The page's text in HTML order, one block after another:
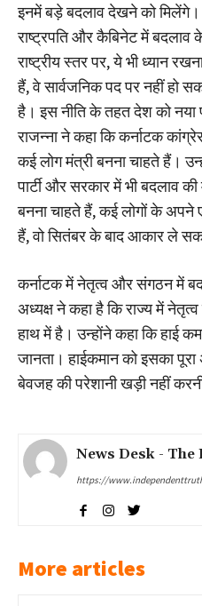
इनमें बड़े बदलाव देखने को मिलेंगे।
राष्ट्रपति और कैबिनेट में बदलाव
राष्ट्रीय स्तर पर, ये भी ध्यान
हैं, वे सार्वजनिक पद पर नहीं हो
है। इस नीति के तहत देश को नया
राजन्ना ने कहा कि कर्नाटक
कई लोग मंत्री बनना चाहते हैं।
पार्टी और सरकार में भी बदलाव
बनना चाहते हैं, कई लोगों के
हैं, वो सितंबर के बाद आकार ले
कर्नाटक में नेतृत्व और संगठन में
अध्यक्ष ने कहा है कि राज्य में नेतृत्व
हाथ में है। उन्होंने कहा कि हाई
जानता। हाईकमान को इसका
बेवजह की परेशानी खड़ी नहीं
News Desk -
https://
More articles